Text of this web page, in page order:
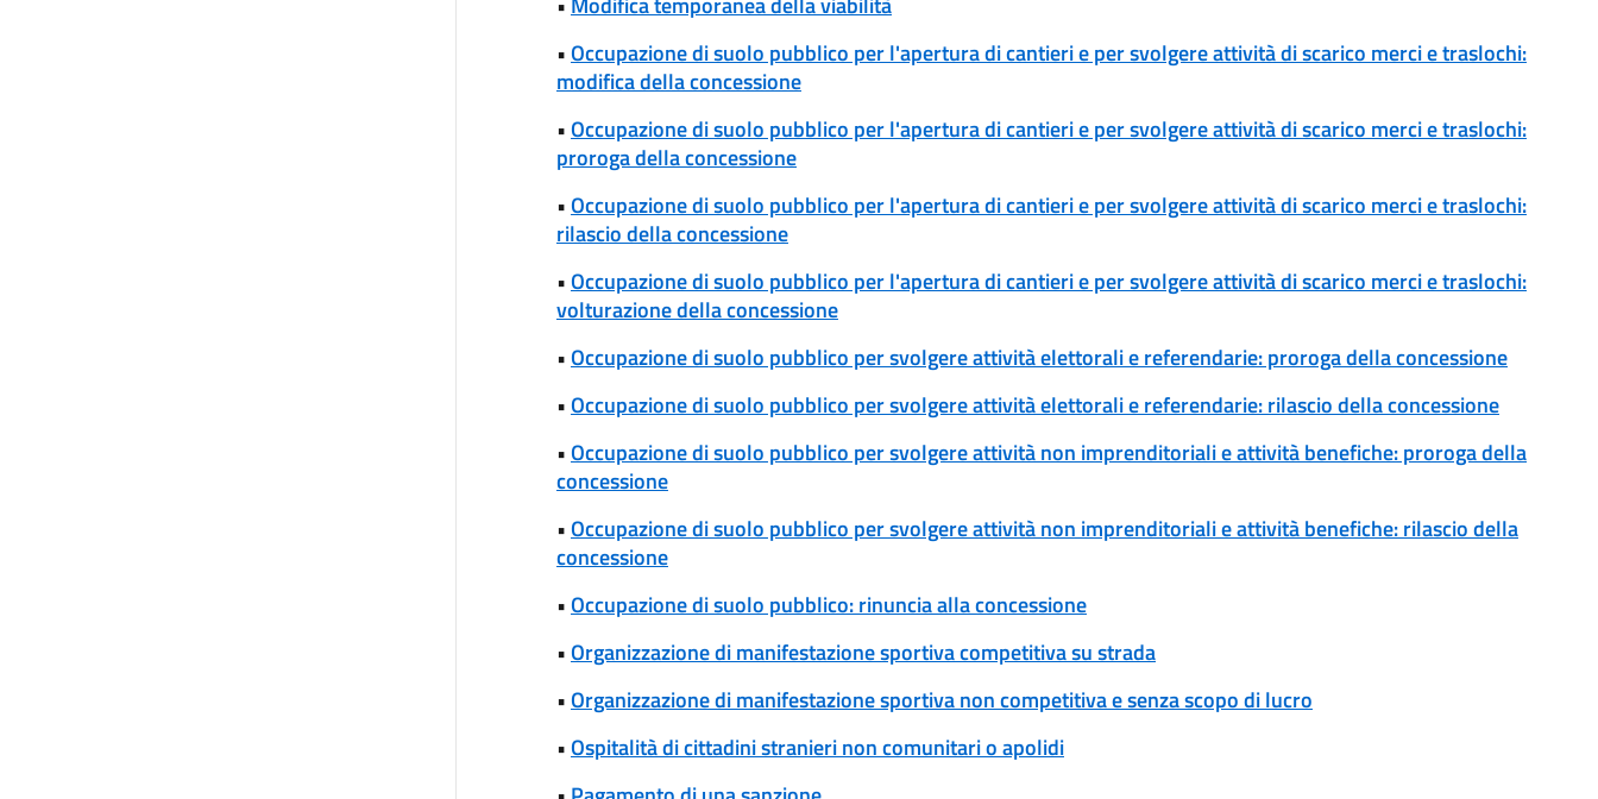
•Occupazione di suolo pubblico per l'apertura di cantieri e per svolgere attività di scarico merci e traslochi:
modifica della concessione
•Occupazione di suolo pubblico per l'apertura di cantieri e per svolgere attività di scarico merci e traslochi:
proroga della concessione
•Occupazione di suolo pubblico per l'apertura di cantieri e per svolgere attività di scarico merci e traslochi:
rilascio della concessione
•Occupazione di suolo pubblico per l'apertura di cantieri e per svolgere attività di scarico merci e traslochi:
volturazione della concessione
•Occupazione di suolo pubblico per svolgere attività elettorali e referendarie: proroga della concessione
•Occupazione di suolo pubblico per svolgere attività elettorali e referendarie: rilascio della concessione
•Occupazione di suolo pubblico per svolgere attività non imprenditoriali e attività benefiche: proroga della
concessione
•Occupazione di suolo pubblico per svolgere attività non imprenditoriali e attività benefiche: rilascio della
concessione
•Occupazione di suolo pubblico: rinuncia alla concessione
•Organizzazione di manifestazione sportiva competitiva su strada
•Organizzazione di manifestazione sportiva non competitiva e senza scopo di lucro
•Ospitalità di cittadini stranieri non comunitari o apolidi